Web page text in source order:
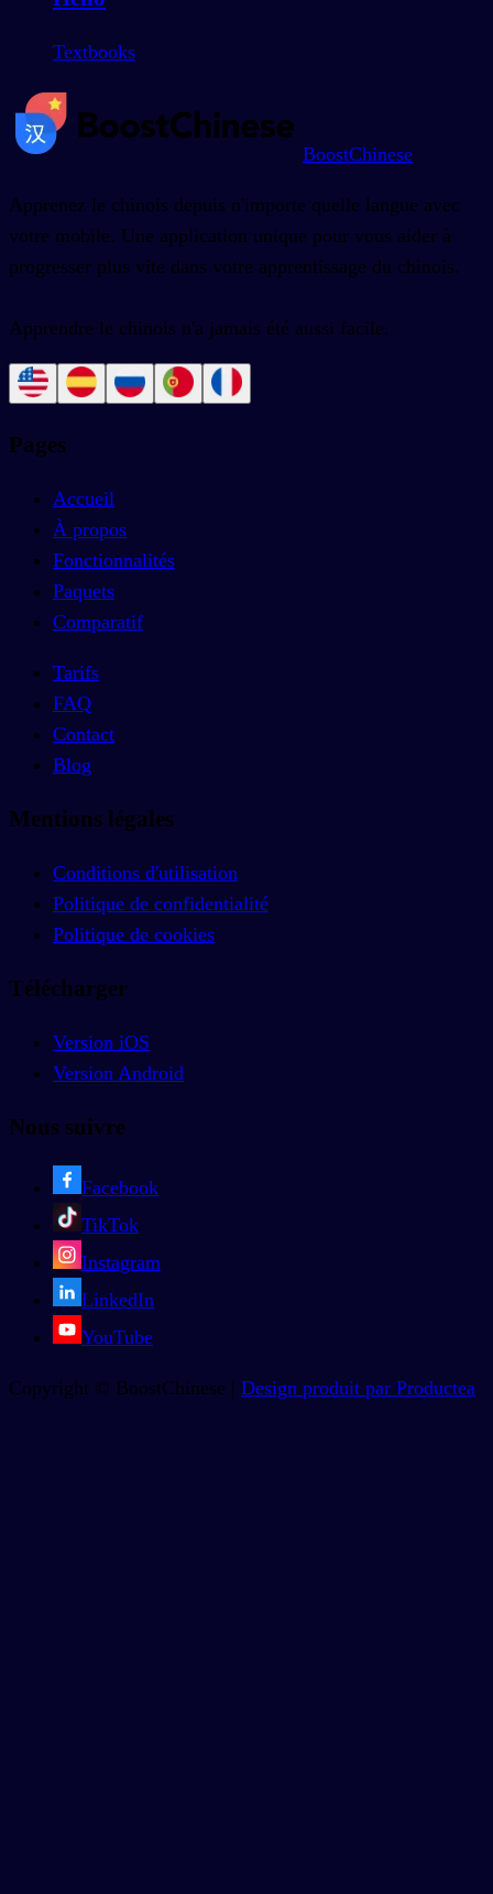
Textbooks
BoostChinese
Apprenez le chinois depuis n'importe quelle langue avec
votre mobile. Une application unique pour vous aider à
progresser plus vite dans votre apprentissage du chinois.
Apprendre le chinois n'a jamais été aussi facile.
Pages
Accueil
À propos
Fonctionnalités
Paquets
Comparatif
Tarifs
FAQ
Contact
Blog
Mentions légales
Conditions d'utilisation
Politique de confidentialité
Politique de cookies
Télécharger
Version iOS
Version Android
Nous suivre
Facebook
TikTok
Instagram
LinkedIn
YouTube
Copyright © BoostChinese | Design produit par Productea